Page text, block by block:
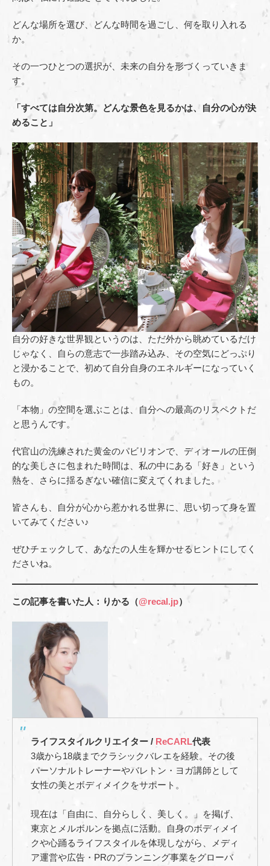
どんな場所を選び、どんな時間を過ごし、何を取り入れる
か。
その一つひとつの選択が、未来の自分を形づくっていきま
す。
「すべては自分次第。どんな景色を見るかは、自分の心が決
めること」
自分の好きな世界観というのは、ただ外から眺めているだけ
じゃなく、自らの意志で一歩踏み込み、その空気にどっぷり
と浸かることで、初めて自分自身のエネルギーになっていく
もの。
「本物」の空間を選ぶことは、自分への最高のリスペクトだ
と思うんです。
代官山の洗練された黄金のパビリオンで、ディオールの圧倒
的な美しさに包まれた時間は、私の中にある「好き」という
熱を、さらに揺るぎない確信に変えてくれました。
皆さんも、自分が心から惹かれる世界に、思い切って身を置
いてみてください♪
ぜひチェックして、あなたの人生を輝かせるヒントにしてく
ださいね。
この記事を書いた人：りかる（@recal.jp）
ライフスタイルクリエイター / ReCARL代表
3歳から18歳までクラシックバレエを経験。その後
パーソナルトレーナーやバレトン・ヨガ講師として
女性の美とボディメイクをサポート。
現在は「自由に、自分らしく、美しく。」を掲げ、
東京とメルボルンを拠点に活動。自身のボディメイ
クや心踊るライフスタイルを体現しながら、メディ
ア運営や広告・PRのプランニング事業をグローバ